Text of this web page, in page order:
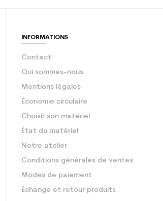
INFORMATIONS
Contact
Qui sommes-nous
Mentions légales
Économie circulaire
Choisir son matériel
État du matériel
Notre atelier
Conditions générales de ventes
Modes de paiement
Échange et retour produits